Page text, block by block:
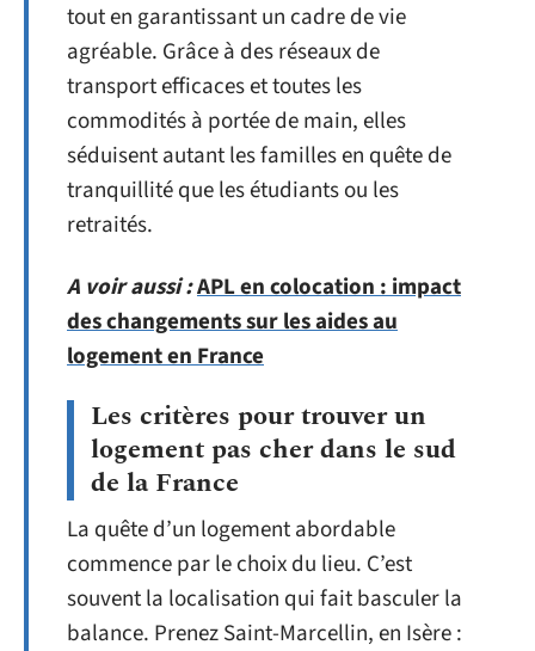
tout en garantissant un cadre de vie
agréable. Grâce à des réseaux de
transport efficaces et toutes les
commodités à portée de main, elles
séduisent autant les familles en quête de
tranquillité que les étudiants ou les
retraités.
A voir aussi :APL en colocation : impact
des changements sur les aides au
logement en France
Les critères pour trouver un
logement pas cher dans le sud
de la France
La quête d’un logement abordable
commence par le choix du lieu. C’est
souvent la localisation qui fait basculer la
balance. Prenez Saint-Marcellin, en Isère :